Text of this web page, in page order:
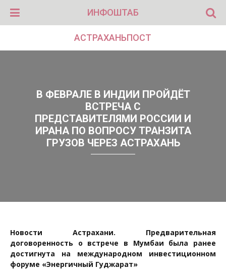
ИНФОШТАБ
АСТРАХАНЬПОСТ
В ФЕВРАЛЕ В ИНДИИ ПРОЙДЁТ
ВСТРЕЧА С
ПРЕДСТАВИТЕЛЯМИ РОССИИ И
ИРАНА ПО ВОПРОСУ ТРАНЗИТА
ГРУЗОВ ЧЕРЕЗ АСТРАХАНЬ
Новости Астрахани. Предварительная
договоренность о встрече в Мумбаи была ранее
достигнута на международном инвестиционном
форуме «Энергичный Гуджарат»